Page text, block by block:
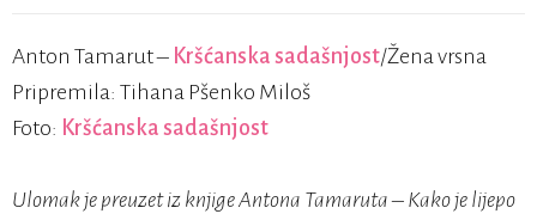
Anton Tamarut – Kršćanska sadašnjost/Žena vrsna
Pripremila: Tihana Pšenko Miloš
Foto: Kršćanska sadašnjost
Ulomak je preuzet iz knjige Antona Tamaruta – Kako je lijepo